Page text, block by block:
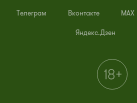
Телеграм Вконтакте MAX
Яндекс.Дзен